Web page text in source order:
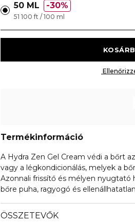
50 ML 30%
51 100 ft / 100 ml
Termékinformáció
A Hydra Zen Gel Cream védi a bőrt
vagy a légkondicionálás, melyek a
Azonnali frissítő és mélyen nyugtató
bőre puha, ragyogó és
ÖSSZETEVŐK